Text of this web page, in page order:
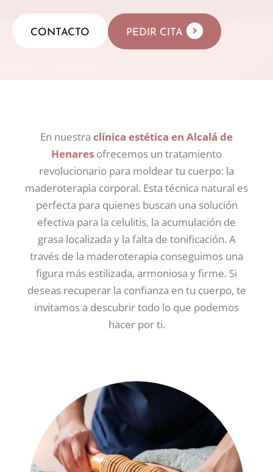
CONTACTO PEDIR CITA
En nuestra clínica estética en Alcalá de
Henares ofrecemos un tratamiento
revolucionario para moldear tu cuerpo: la
maderoterapia corporal. Esta técnica natural es
perfecta para quienes buscan una solución
efectiva para la celulitis, la acumulación de
grasa localizada y la falta de tonificación. A
través de la maderoterapia conseguimos una
figura más estilizada, armoniosa y firme. Si
deseas recuperar la confianza en tu cuerpo, te
invitamos a descubrir todo lo que podemos
hacer por ti.